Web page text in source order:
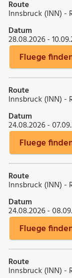
Route
Innsbruck (INN) -
Datum
28.08.2026 -
Fluege
Route
Innsbruck (INN) -
Datum
24.08.2026 -
Fluege
Route
Innsbruck (INN) -
Datum
24.08.2026 -
Fluege
Route
Innsbruck (INN) -